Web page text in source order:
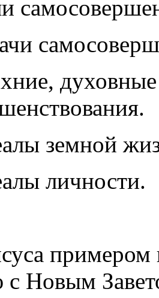
земной
личности.
примером
с Новым